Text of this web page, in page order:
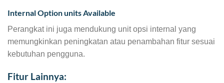
Internal Option units Available
Perangkat ini juga mendukung unit opsi internal yang
memungkinkan peningkatan atau penambahan fitur sesuai
kebutuhan pengguna.
Fitur Lainnya: